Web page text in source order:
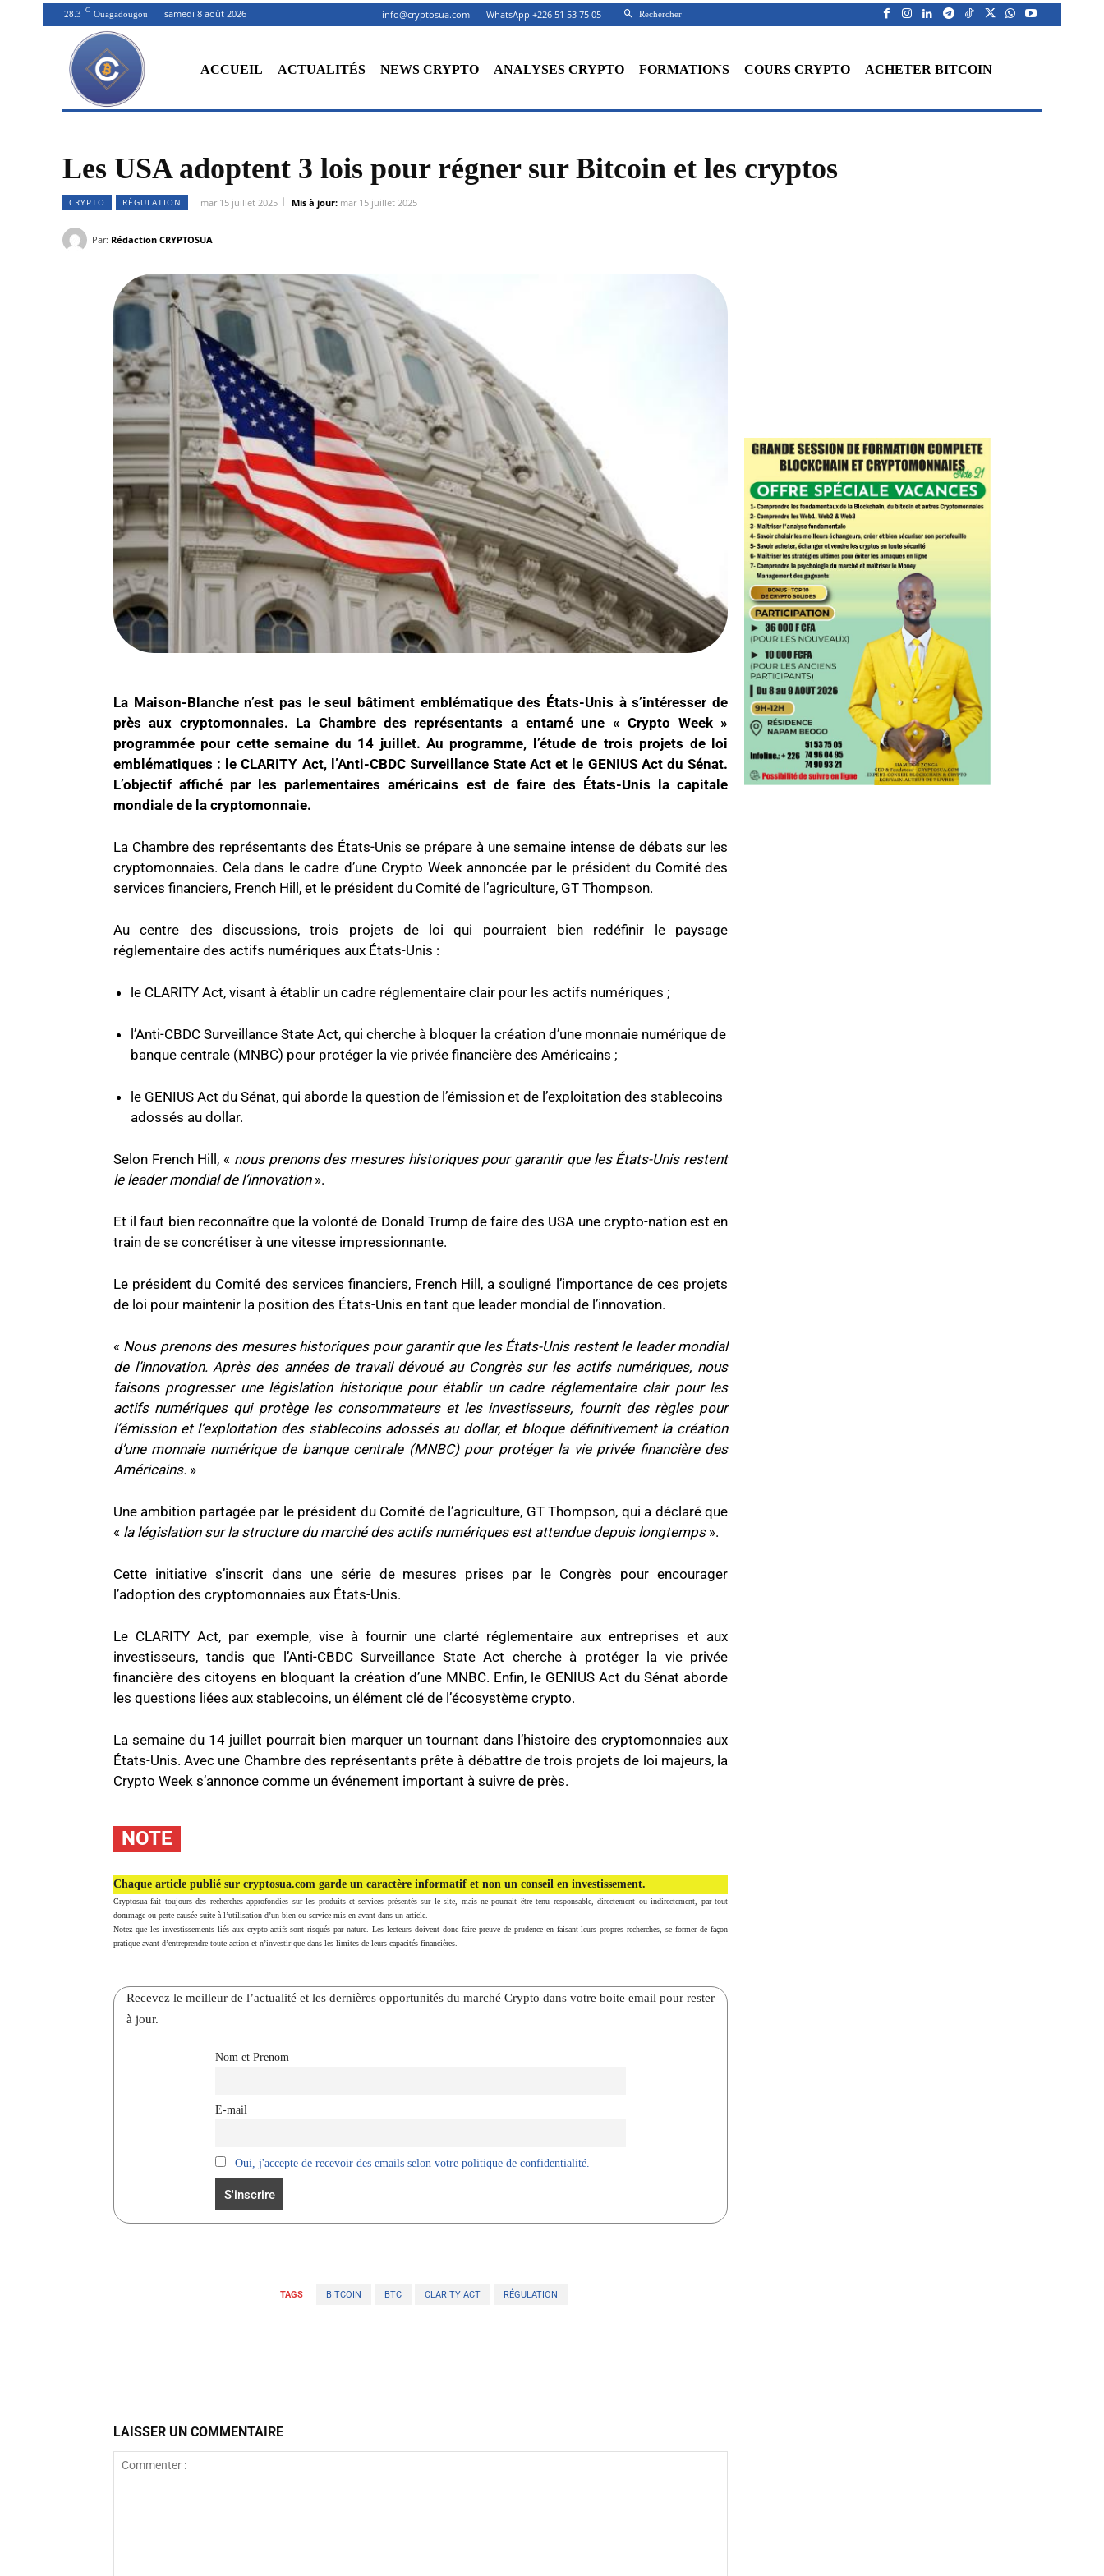
28.3 C Ouagadougou samedi 8 août 2026 info@cryptosua.com WhatsApp +226 51 53 75 05 Rechercher
ACCUEIL ACTUALITÉS NEWS CRYPTO ANALYSES CRYPTO FORMATIONS COURS CRYPTO ACHETER BITCOIN
Les USA adoptent 3 lois pour régner sur Bitcoin et les cryptos
CRYPTO RÉGULATION mar 15 juillet 2025 Mis à jour: mar 15 juillet 2025
Par: Rédaction CRYPTOSUA
La Maison-Blanche n’est pas le seul bâtiment emblématique des États-Unis à s’intéresser de
près aux cryptomonnaies. La Chambre des représentants a entamé une « Crypto Week »
programmée pour cette semaine du 14 juillet. Au programme, l’étude de trois projets de loi
emblématiques : le CLARITY Act, l’Anti-CBDC Surveillance State Act et le GENIUS Act du Sénat.
L’objectif affiché par les parlementaires américains est de faire des États-Unis la capitale
mondiale de la cryptomonnaie.
La Chambre des représentants des États-Unis se prépare à une semaine intense de débats sur les
cryptomonnaies. Cela dans le cadre d’une Crypto Week annoncée par le président du Comité des
services financiers, French Hill, et le président du Comité de l’agriculture, GT Thompson.
Au centre des discussions, trois projets de loi qui pourraient bien redéfinir le paysage
réglementaire des actifs numériques aux États-Unis :
le CLARITY Act, visant à établir un cadre réglementaire clair pour les actifs numériques ;
l’Anti-CBDC Surveillance State Act, qui cherche à bloquer la création d’une monnaie numérique de
banque centrale (MNBC) pour protéger la vie privée financière des Américains ;
le GENIUS Act du Sénat, qui aborde la question de l’émission et de l’exploitation des stablecoins
adossés au dollar.
Selon French Hill, « nous prenons des mesures historiques pour garantir que les États-Unis restent
le leader mondial de l’innovation».
Et il faut bien reconnaître que la volonté de Donald Trump de faire des USA une crypto-nation est en
train de se concrétiser à une vitesse impressionnante.
Le président du Comité des services financiers, French Hill, a souligné l’importance de ces projets
de loi pour maintenir la position des États-Unis en tant que leader mondial de l’innovation.
« Nous prenons des mesures historiques pour garantir que les États-Unis restent le leader mondial
de l’innovation. Après des années de travail dévoué au Congrès sur les actifs numériques, nous
faisons progresser une législation historique pour établir un cadre réglementaire clair pour les
actifs numériques qui protège les consommateurs et les investisseurs, fournit des règles pour
l’émission et l’exploitation des stablecoins adossés au dollar, et bloque définitivement la création
d’une monnaie numérique de banque centrale (MNBC) pour protéger la vie privée financière des
Américains. »
Une ambition partagée par le président du Comité de l’agriculture, GT Thompson, qui a déclaré que
« la législation sur la structure du marché des actifs numériques est attendue depuis longtemps».
Cette initiative s’inscrit dans une série de mesures prises par le Congrès pour encourager
l’adoption des cryptomonnaies aux États-Unis.
Le CLARITY Act, par exemple, vise à fournir une clarté réglementaire aux entreprises et aux
investisseurs, tandis que l’Anti-CBDC Surveillance State Act cherche à protéger la vie privée
financière des citoyens en bloquant la création d’une MNBC. Enfin, le GENIUS Act du Sénat aborde
les questions liées aux stablecoins, un élément clé de l’écosystème crypto.
La semaine du 14 juillet pourrait bien marquer un tournant dans l’histoire des cryptomonnaies aux
États-Unis. Avec une Chambre des représentants prête à débattre de trois projets de loi majeurs, la
Crypto Week s’annonce comme un événement important à suivre de près.
NOTE
Chaque article publié sur cryptosua.com garde un caractère informatif et non un conseil en investissement.
Cryptosua fait toujours des recherches approfondies sur les produits et services présentés sur le site, mais ne pourrait être tenu responsable, directement ou indirectement, par tout
dommage ou perte causée suite à l’utilisation d’un bien ou service mis en avant dans un article.
Notez que les investissements liés aux crypto-actifs sont risqués par nature. Les lecteurs doivent donc faire preuve de prudence en faisant leurs propres recherches, se former de façon
pratique avant d’entreprendre toute action et n’investir que dans les limites de leurs capacités financières.
Recevez le meilleur de l’actualité et les dernières opportunités du marché Crypto dans votre boite email pour rester
à jour.
Nom et Prenom
E-mail
Oui, j'accepte de recevoir des emails selon votre politique de confidentialité.
TAGS BITCOIN BTC CLARITY ACT RÉGULATION
LAISSER UN COMMENTAIRE